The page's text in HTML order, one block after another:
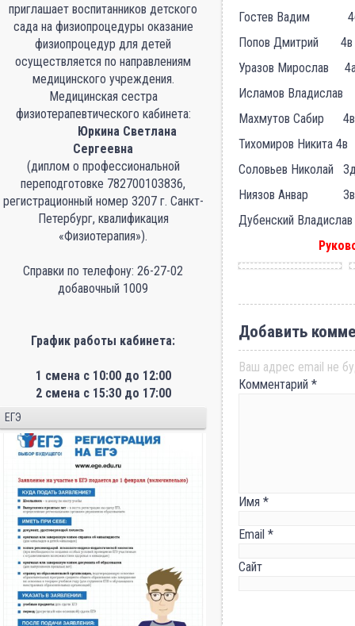
приглашает воспитанников детского
сада на физиопроцедуры оказание
физиопроцедур для детей
осуществляется по направлениям
медицинского учреждения.
Медицинская сестра
физиотерапевтического кабинета:
Юркина Светлана
Сергеевна
(диплом о профессиональной
переподготовке 782700103836,
регистрационный номер 3207 г. Санкт-
Петербург, квалификация
«Физиотерапия»).
Справки по телефону: 26-27-02
добавочный 1009
График работы кабинета:
1 смена с 10:00 до 12:00
2 смена с 15:30 до 17:00
ЕГЭ
Гостев Вадим
Попов Дмитрий 4в
Уразов Мирослав
Исламов
Махмутов Сабир 4в
Тихомиров Никита 4в
Соловьев Николай
Ниязов Анвар 3в
Дубенский
Добавить
Ваш адрес email не
Комментарий *
Имя *
Email *
Сайт